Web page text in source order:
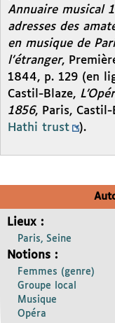
Annuaire musical
adresses des
en musique de
l’étranger,
1844, p. 129 (en
Castil-Blaze,
1856, Paris,
Hathi trust
).
Lieux :
Paris, Seine
Notions :
Femmes (genre)
Groupe local
Musique
Opéra